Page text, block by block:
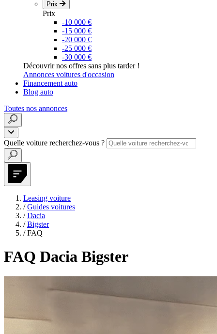
Prix
Prix
-10 000 €
-15 000 €
-20 000 €
-25 000 €
-30 000 €
Découvrir nos offres sans plus tarder !
Annonces voitures d'occasion
Financement auto
Blog auto
Toutes nos annonces
Quelle voiture recherchez-vous ?
Leasing voiture
/ Guides voitures
/ Dacia
/ Bigster
/ FAQ
FAQ Dacia Bigster